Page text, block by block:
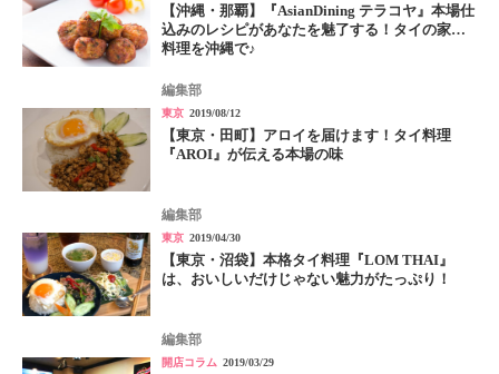
【沖縄・那覇】『AsianDining テラコヤ』本場仕
込みのレシピがあなたを魅了する！タイの家庭
料理を沖縄で♪
編集部
東京 2019/08/12
【東京・田町】アロイを届けます！タイ料理
『AROI』が伝える本場の味
編集部
東京 2019/04/30
【東京・沼袋】本格タイ料理『LOM THAI』
は、おいしいだけじゃない魅力がたっぷり！
編集部
開店コラム 2019/03/29